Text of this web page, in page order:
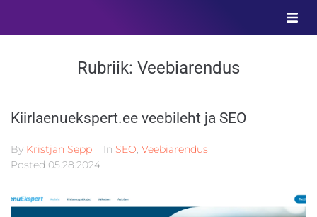
Rubriik: Veebiarendus
Kiirlaenuekspert.ee veebileht ja SEO
By Kristjan Sepp In SEO, Veebiarendus
Posted 05.28.2024